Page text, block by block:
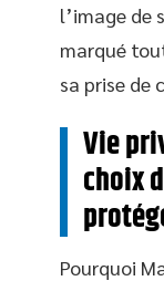
l’image de
marqué
sa prise de
Vie
choix
Pourquoi